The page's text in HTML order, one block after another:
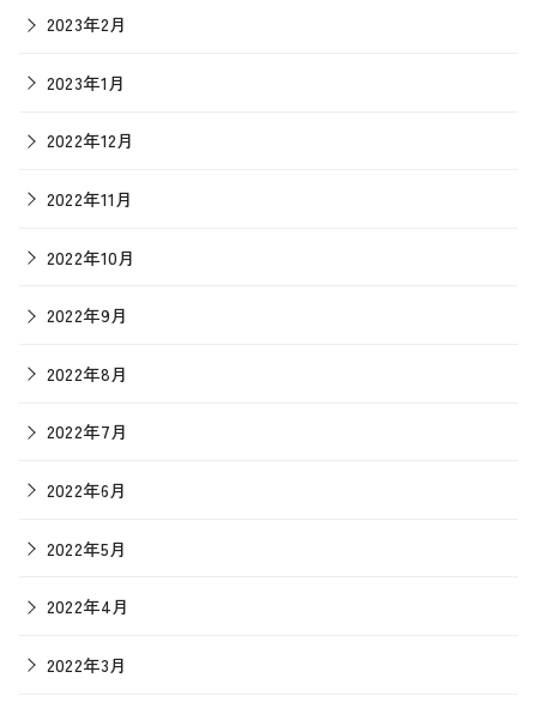
2023年2月
2023年1月
2022年12月
2022年11月
2022年10月
2022年9月
2022年8月
2022年7月
2022年6月
2022年5月
2022年4月
2022年3月